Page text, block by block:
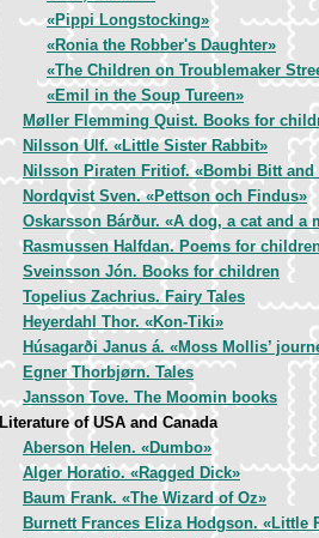
«Pippi Longstocking»
«Ronia the Robber's Daughter»
«The Children on Troublemaker
«Emil in the Soup Tureen»
Møller Flemming Quist. Books for
Nilsson Ulf. «Little Sister Rabbit»
Nilsson Piraten Fritiof. «Bombi Bitt and
Nordqvist Sven. «Pettson och Findus»
Oskarsson Bárður. «A dog, a cat and a
Rasmussen Halfdan. Poems for
Sveinsson Jón. Books for children
Topelius Zachrius. Fairy Tales
Heyerdahl Thor. «Kon-Tiki»
Húsagarði Janus á. «Moss Mollis’
Egner Thorbjørn. Tales
Jansson Tove. The Moomin books
Literature of USA and Canada
Aberson Helen. «Dumbo»
Alger Horatio. «Ragged Dick»
Baum Frank. «The Wizard of Oz»
Burnett Frances Eliza Hodgson. «Little